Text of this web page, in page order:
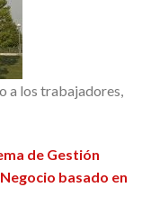
a los trabajadores,
de Gestión
basado en